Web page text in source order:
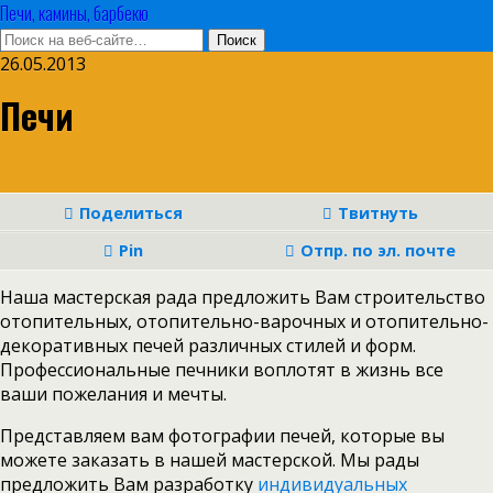
Печи, камины, барбекю
26.05.2013
Печи
Поделиться
Твитнуть
Pin
Отпр. по эл. почте
Наша мастерская рада предложить Вам строительство
отопительных, отопительно-варочных и отопительно-
декоративных печей различных стилей и форм.
Профессиональные печники воплотят в жизнь все
ваши пожелания и мечты.
Представляем вам фотографии печей, которые вы
можете заказать в нашей мастерской. Мы рады
предложить Вам разработку индивидуальных